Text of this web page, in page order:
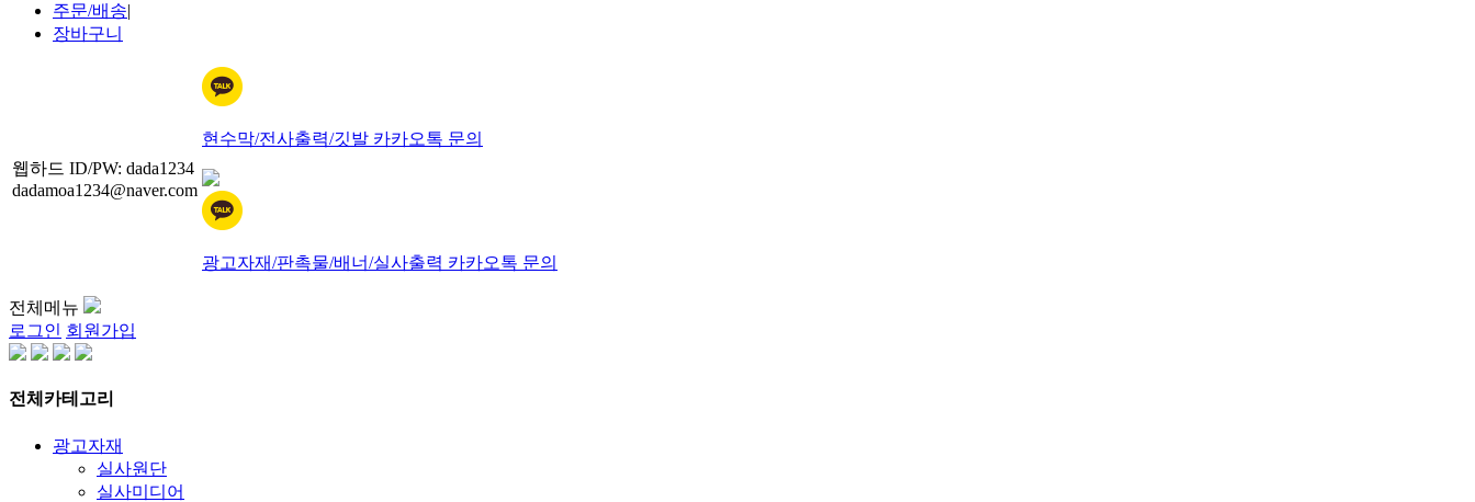
주문/배송|
장바구니
웹하드 ID/PW: dada1234
dadamoa1234@naver.com
현수막/전사출력/깃발 카카오톡 문의
광고자재/판촉물/배너/실사출력 카카오톡 문의
전체메뉴
로그인 회원가입
전체카테고리
광고자재
실사원단
실사미디어